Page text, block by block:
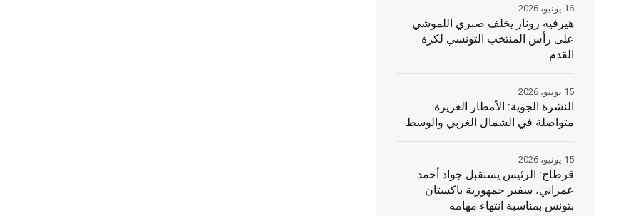
هيرفيه رونار يخلف صبري اللموشي
على رأس المنتخب التونسي لكرة
القدم
16 يونيو، 2026
النشرة الجوية: الأمطار الغزيرة
متواصلة في الشمال الغربي والوسط
15 يونيو، 2026
قرطاج: الرئيس يستقبل جواد أحمد
عمراني، سفير جمهورية باكستان
بتونس بمناسبة انتهاء مهامه
15 يونيو، 2026